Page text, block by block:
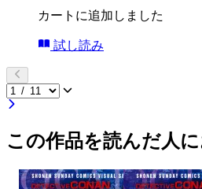
カートに追加しました
試し読み
この作品を読んだ人